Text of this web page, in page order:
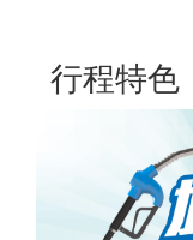
行程特色